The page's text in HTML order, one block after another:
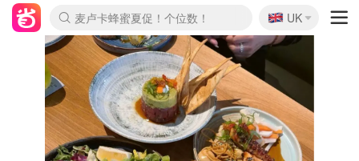
麦卢卡蜂蜜夏促！个位数！
Prada/Miu 4.8折！
啥？必胜客披萨5折！
🇬🇧
UK